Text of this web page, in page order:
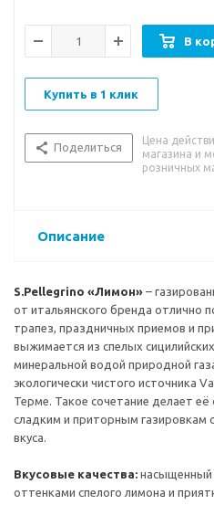
Вкусовые качества:
яркими оттенками спелого
Рекомендации к
всего дня. Также станет
приготовления различных
В
Купить в 1 клик
Поделиться
Цена
магазина и
розничных
Описание
S.Pellegrino «Лимон» –
от итальянского бренда отлично
трапез, праздничных приемов и
выжимается из спелых
минеральной водой природной
экологически чистого источника
Терме. Такое сочетание делает её
сладким и приторным газировкам
вкуса.
Вкусовые качества: насыщенный
оттенками спелого лимона и